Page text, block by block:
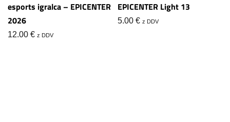
esports igralca – EPICENTER
2026
12.00 € z DDV
EPICENTER Light 13
5.00 € z DDV